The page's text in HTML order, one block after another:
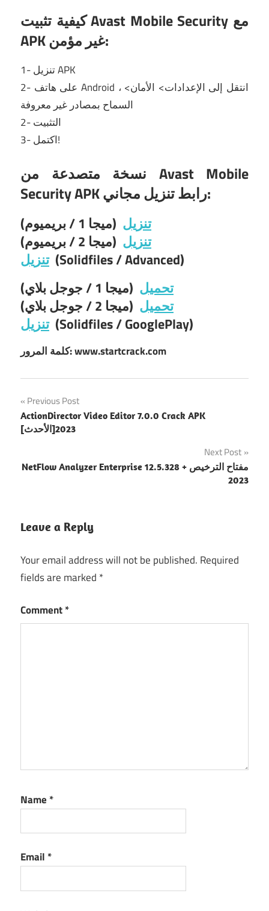
كيفية تثبيت Avast Mobile Security مع
APK غير مؤمن:
1- تنزيل APK
2- على هاتف Android ، انتقل إلى الإعدادات> الأمان>
السماح بمصادر غير معروفة
2- التثبيت
3- اكتمل!
نسخة متصدعة من Avast Mobile
Security APK رابط تنزيل مجاني:
تنزيل (ميجا 1 / بريميوم)
تنزيل (ميجا 2 / بريميوم)
تنزيل(Solidfiles / Advanced)
تحميل (ميجا 1 / جوجل بلاي)
تحميل (ميجا 2 / جوجل بلاي)
تنزيل(Solidfiles / GooglePlay)
كلمة المرور: www.startcrack.com
Post
navigation
Previous Post
ActionDirector Video Editor 7.0.0 Crack APK
[الأحدث]2023
Next Post
NetFlow Analyzer Enterprise 12.5.328 + مفتاح الترخيص
2023
Leave a Reply
Your email address will not be published. Required
fields are marked *
Comment*
Name *
Email *